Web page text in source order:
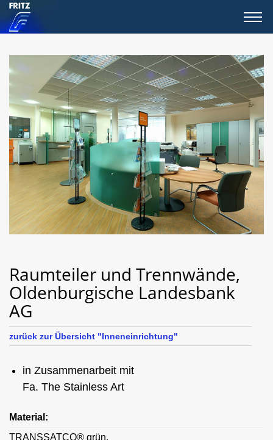
Raumteiler und Trennwände,
Oldenburgische Landesbank
AG
zurück zur Übersicht "Inneneinrichtung"
in Zusammenarbeit mit
Fa. The Stainless Art
Material:
TRANSSATCO® grün,